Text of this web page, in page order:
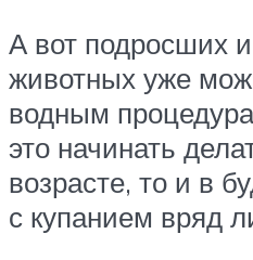
А вот подросших
животных уже
водным
это начинать
возрасте, то и в
с купанием вряд